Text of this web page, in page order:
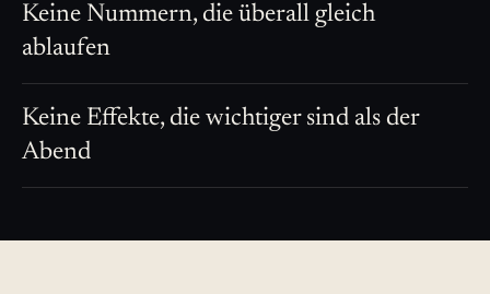
Keine Nummern, die überall gleich
ablaufen
Keine Effekte, die wichtiger sind als der
Abend